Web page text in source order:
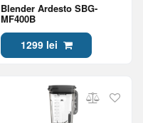
Blender Ardesto SBG-
MF400B
1299 lei